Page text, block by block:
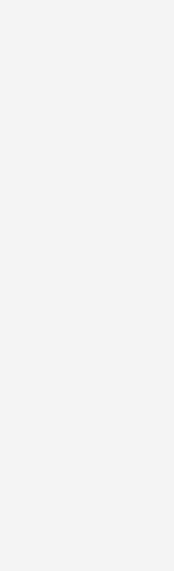
mit dem
Sie regelmäßig von uns
Neuigkeiten, gebündelt und
bin ich damit einverstanden, über
Angebote
und eine Abmeldung ist
Umgang mit Daten finden Sie